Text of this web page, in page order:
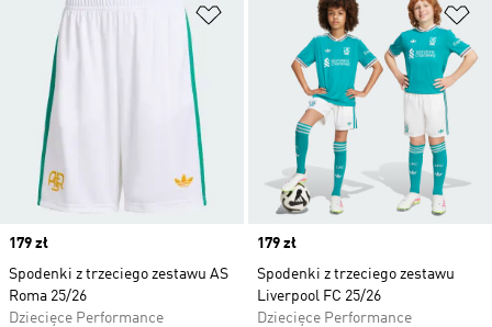
Dodaj do listy życzeń
Price
179 zł
Spodenki z trzeciego zestawu AS
Roma 25/26
Dziecięce Performance
Price
179 zł
Spodenki z trzeciego zestawu
Liverpool FC 25/26
Dziecięce Performance